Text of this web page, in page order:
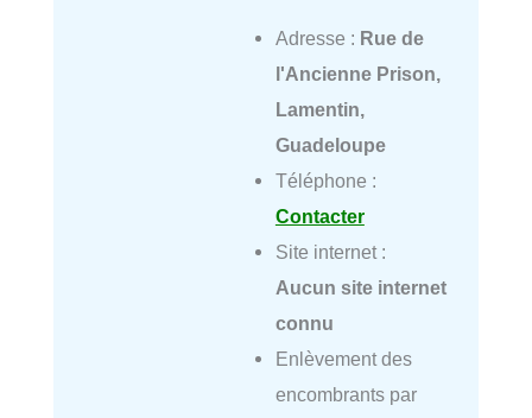
Adresse : Rue de
l'Ancienne Prison,
Lamentin,
Guadeloupe
Téléphone :
Contacter
Site internet :
Aucun site internet
connu
Enlèvement des
encombrants par